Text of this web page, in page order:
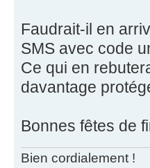
Faudrait-il en
SMS avec code
Ce qui en
davantage
Bonnes fêtes de
Bien cordialement !